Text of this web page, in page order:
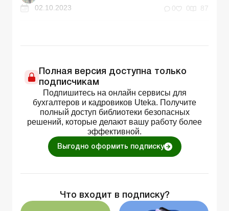
02.10.2023
0 0 87
Полная версия доступна только
подписчикам
Подпишитесь на онлайн сервисы для
бухгалтеров и кадровиков Uteka. Получите
полный доступ библиотеки безопасных
решений, которые делают вашу работу более
эффективной.
Выгодно оформить подписку
Что входит в подписку?